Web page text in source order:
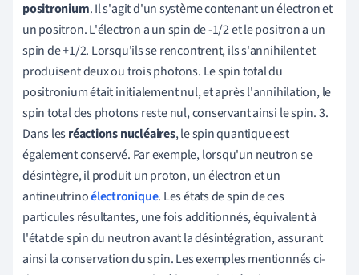
positronium. Il s'agit d'un système contenant un électron et
un positron. L'électron a un spin de -1/2 et le positron a un
spin de +1/2. Lorsqu'ils se rencontrent, ils s'annihilent et
produisent deux ou trois photons. Le spin total du
positronium était initialement nul, et après l'annihilation, le
spin total des photons reste nul, conservant ainsi le spin. 3.
Dans lesréactions nucléaires, le spin quantique est
également conservé. Par exemple, lorsqu'un neutron se
désintègre, il produit un proton, un électron et un
antineutrinoélectronique. Les états de spin de ces
particules résultantes, une fois additionnés, équivalent à
l'état de spin du neutron avant la désintégration, assurant
ainsi la conservation du spin. Les exemples mentionnés ci-